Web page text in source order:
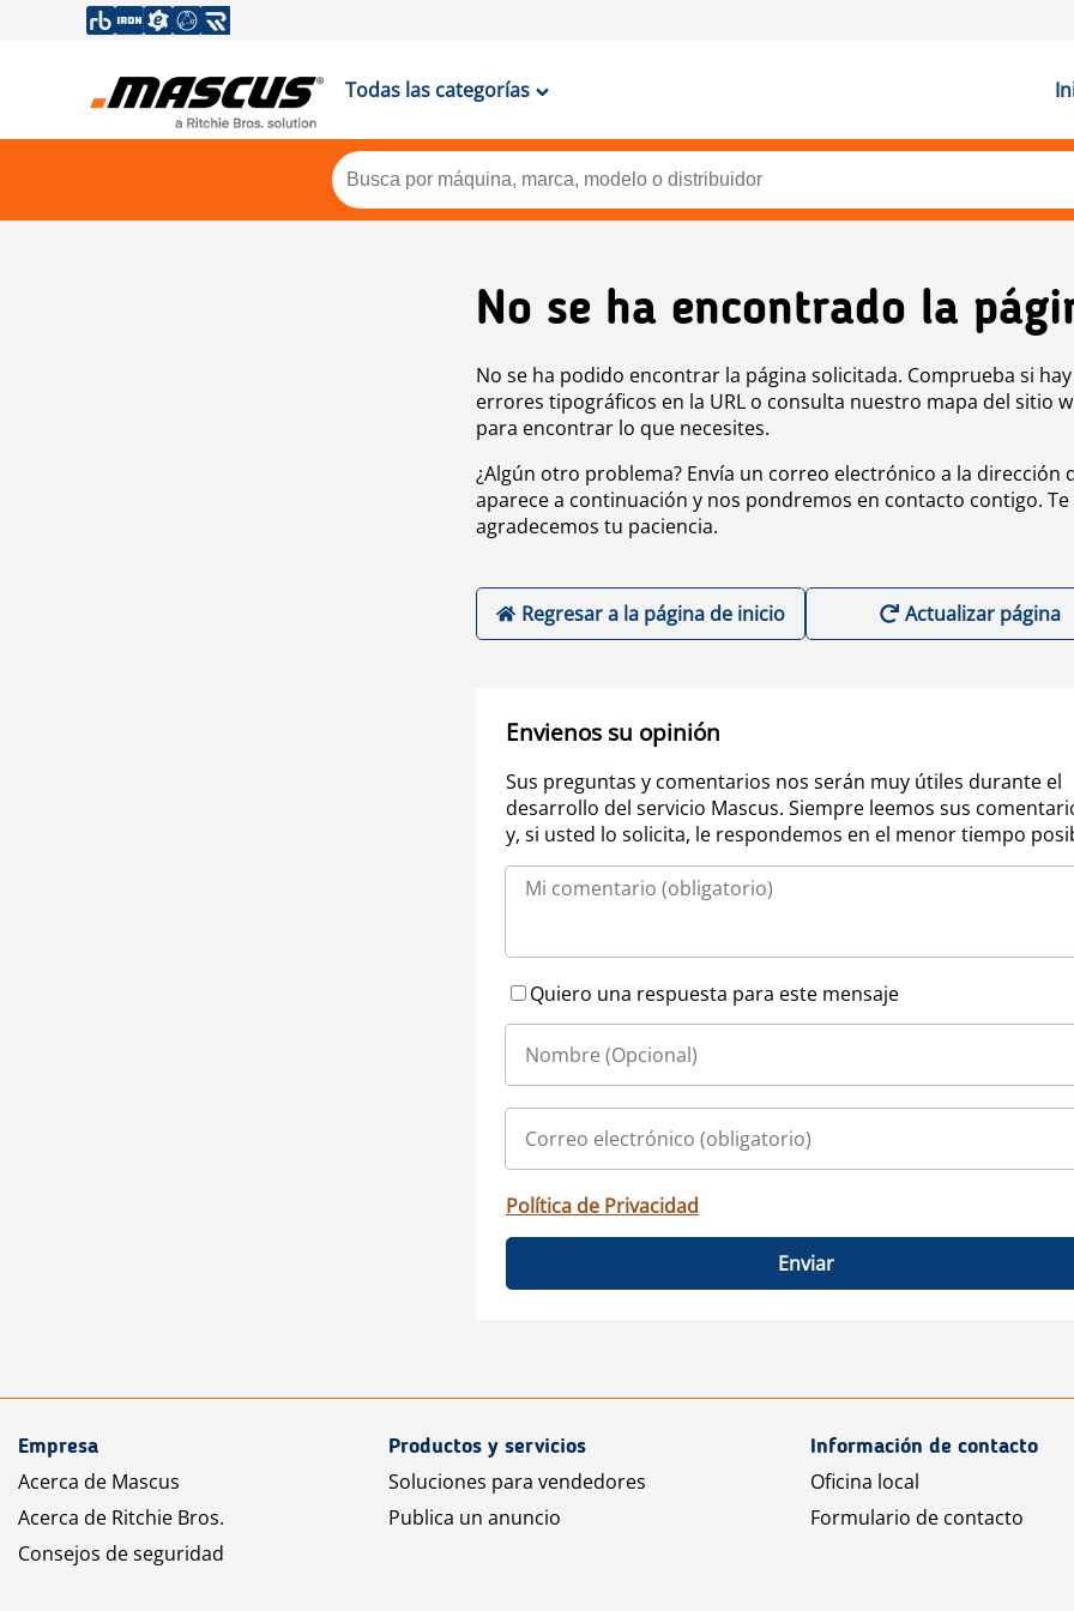
Todas las categorías
No se ha encontrado la
No se ha podido encontrar la página solicitada. Comprueba si hay
errores tipográficos en la URL o consulta nuestro mapa del sitio
para encontrar lo que necesites.
¿Algún otro problema? Envía un correo electrónico a la dirección
aparece a continuación y nos pondremos en contacto contigo. Te
agradecemos tu paciencia.
Regresar a la página de inicio Actualizar página
Envienos su opinión
Sus preguntas y comentarios nos serán muy útiles durante el
desarrollo del servicio Mascus. Siempre leemos sus
y, si usted lo solicita, le respondemos en el menor tiempo
Quiero una respuesta para este mensaje
Política de Privacidad
Enviar
Empresa
Acerca de Mascus
Acerca de Ritchie Bros.
Consejos de seguridad
Productos y servicios
Soluciones para vendedores
Publica un anuncio
Información de contacto
Oficina local
Formulario de contacto